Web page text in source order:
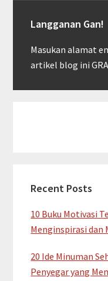
Langganan Gan!
Masukan alamat
artikel blog ini
Recent Posts
10 Buku Motivasi
Menginspirasi dan
20 Ide Minuman
Penyegar yang